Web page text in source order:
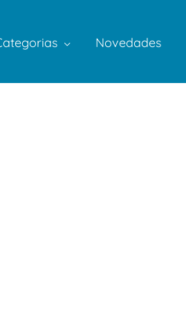
Novedades